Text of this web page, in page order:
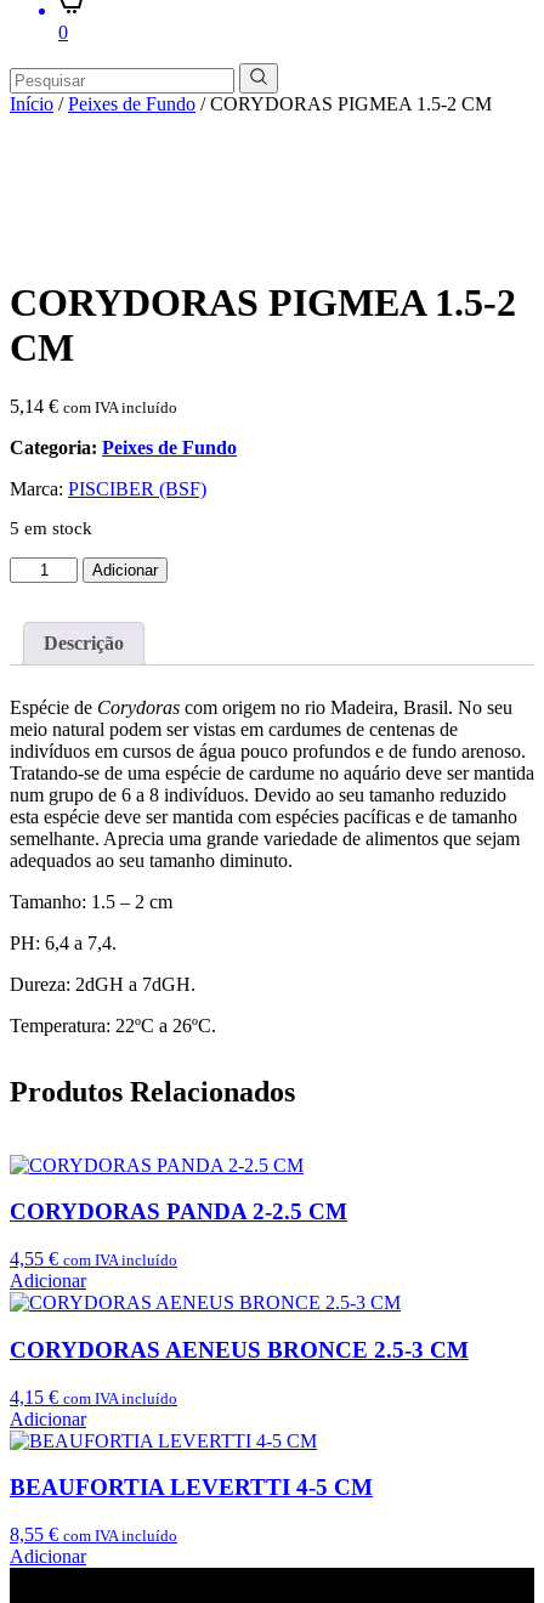
0
Início /Peixes de Fundo / CORYDORAS PIGMEA 1.5-2 CM
CORYDORAS PIGMEA 1.5-2
CM
5,14 € com IVA incluído
Categoria: Peixes de Fundo
Marca: PISCIBER (BSF)
5 em stock
Quantidade
de
PIGMEA
CM
Adicionar
Descrição
Espécie de Corydoras com origem no rio Madeira, Brasil. No seu
meio natural podem ser vistas em cardumes de centenas de
indivíduos em cursos de água pouco profundos e de fundo arenoso.
Tratando-se de uma espécie de cardume no aquário deve ser mantida
num grupo de 6 a 8 indivíduos. Devido ao seu tamanho reduzido
esta espécie deve ser mantida com espécies pacíficas e de tamanho
semelhante. Aprecia uma grande variedade de alimentos que sejam
adequados ao seu tamanho diminuto.
Tamanho: 1.5 – 2 cm
PH: 6,4 a 7,4.
Dureza: 2dGH a 7dGH.
Temperatura: 22ºC a 26ºC.
Produtos Relacionados
CORYDORAS PANDA 2-2.5 CM
4,55 € com IVA incluído
Adicionar
CORYDORAS AENEUS BRONCE 2.5-3 CM
4,15 € com IVA incluído
Adicionar
BEAUFORTIA LEVERTTI 4-5 CM
8,55 € com IVA incluído
Adicionar